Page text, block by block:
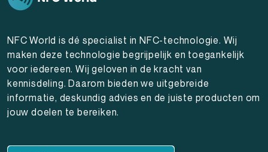
NFC World is dé specialist in NFC-technologie. Wij
maken deze technologie begrijpelijk en toegankelijk
voor iedereen. Wij geloven in de kracht van
kennisdeling. Daarom bieden we uitgebreide
informatie, deskundig advies en de juiste producten om
jouw doelen te bereiken.